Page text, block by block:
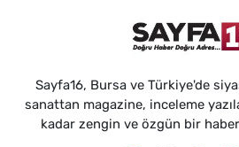
Sayfa16, Bursa ve Türkiye'de
sanattan magazine, inceleme
kadar zengin ve özgün bir